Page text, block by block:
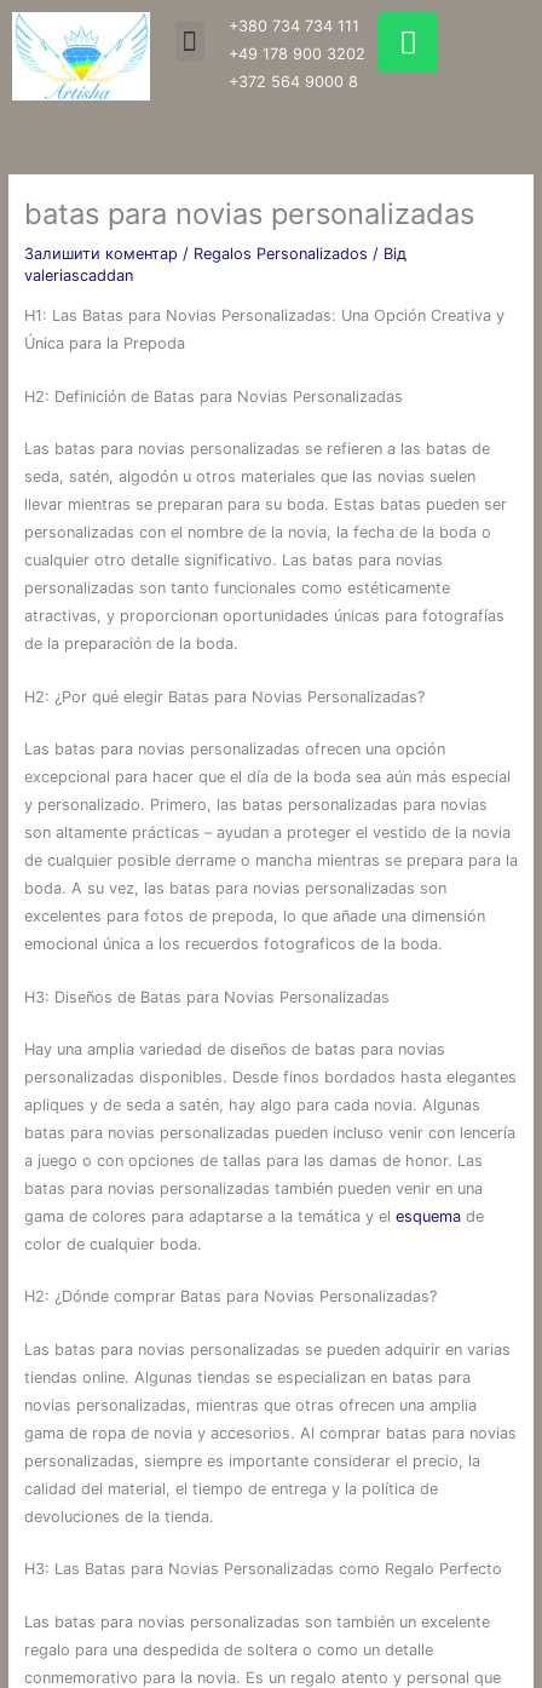
Перейти
до
вмісту
Menu
+380 734 734 111
+49 178 900 3202
+372 564 9000 8
W
h
a
p
p
batas para novias personalizadas
Залишити коментар / Regalos Personalizados / Від
valeriascaddan
H1: Las Batas para Novias Personalizadas: Una Opción Creativa y
Única para la Prepoda
H2: Definición de Batas para Novias Personalizadas
Las batas para novias personalizadas se refieren a las batas de
seda, satén, algodón u otros materiales que las novias suelen
llevar mientras se preparan para su boda. Estas batas pueden ser
personalizadas con el nombre de la novia, la fecha de la boda o
cualquier otro detalle significativo. Las batas para novias
personalizadas son tanto funcionales como estéticamente
atractivas, y proporcionan oportunidades únicas para fotografías
de la preparación de la boda.
H2: ¿Por qué elegir Batas para Novias Personalizadas?
Las batas para novias personalizadas ofrecen una opción
excepcional para hacer que el día de la boda sea aún más especial
y personalizado. Primero, las batas personalizadas para novias
son altamente prácticas – ayudan a proteger el vestido de la novia
de cualquier posible derrame o mancha mientras se prepara para la
boda. A su vez, las batas para novias personalizadas son
excelentes para fotos de prepoda, lo que añade una dimensión
emocional única a los recuerdos fotograficos de la boda.
H3: Diseños de Batas para Novias Personalizadas
Hay una amplia variedad de diseños de batas para novias
personalizadas disponibles. Desde finos bordados hasta elegantes
apliques y de seda a satén, hay algo para cada novia. Algunas
batas para novias personalizadas pueden incluso venir con lencería
a juego o con opciones de tallas para las damas de honor. Las
batas para novias personalizadas también pueden venir en una
gama de colores para adaptarse a la temática y el esquemade
color de cualquier boda.
H2: ¿Dónde comprar Batas para Novias Personalizadas?
Las batas para novias personalizadas se pueden adquirir en varias
tiendas online. Algunas tiendas se especializan en batas para
novias personalizadas, mientras que otras ofrecen una amplia
gama de ropa de novia y accesorios. Al comprar batas para novias
personalizadas, siempre es importante considerar el precio, la
calidad del material, el tiempo de entrega y la política de
devoluciones de la tienda.
H3: Las Batas para Novias Personalizadas como Regalo Perfecto
Las batas para novias personalizadas son también un excelente
regalo para una despedida de soltera o como un detalle
conmemorativo para la novia. Es un regalo atento y personal que